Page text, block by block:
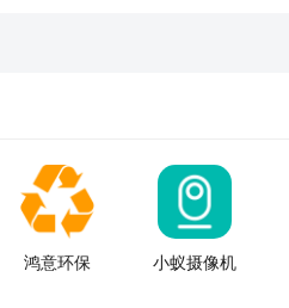
鸿意环保 小蚁摄像机